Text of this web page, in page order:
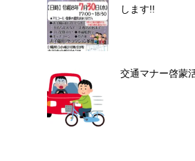
します!!
交通マナー啓蒙